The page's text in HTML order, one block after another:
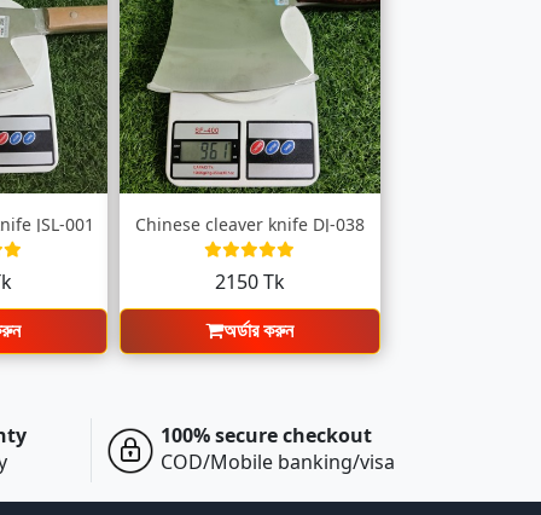
JSL-001 Chinese cleaver knife DJ-038
2150 Tk
অর্ডার করুন
100% secure checkout
COD/Mobile banking/visa